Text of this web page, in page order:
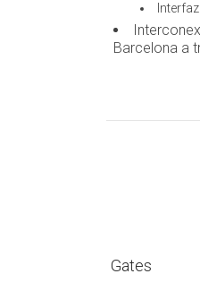
Barcelona a
Gates